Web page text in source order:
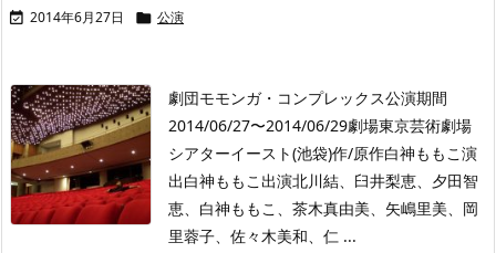
 2014年6月27日  公演
劇団モモンガ・コンプレックス公演期間
2014/06/27〜2014/06/29劇場東京芸術劇場
シアターイースト(池袋)作/原作白神ももこ演
出白神ももこ出演北川結、臼井梨恵、夕田智
恵、白神ももこ、茶木真由美、矢嶋里美、岡
里蓉子、佐々木美和、仁 ...